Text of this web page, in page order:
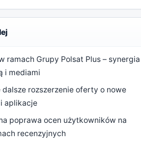
ramach Grupy Polsat Plus –
i mediami
dalsze rozszerzenie oferty o nowe
aplikacje
poprawa ocen użytkowników na
recenzyjnych